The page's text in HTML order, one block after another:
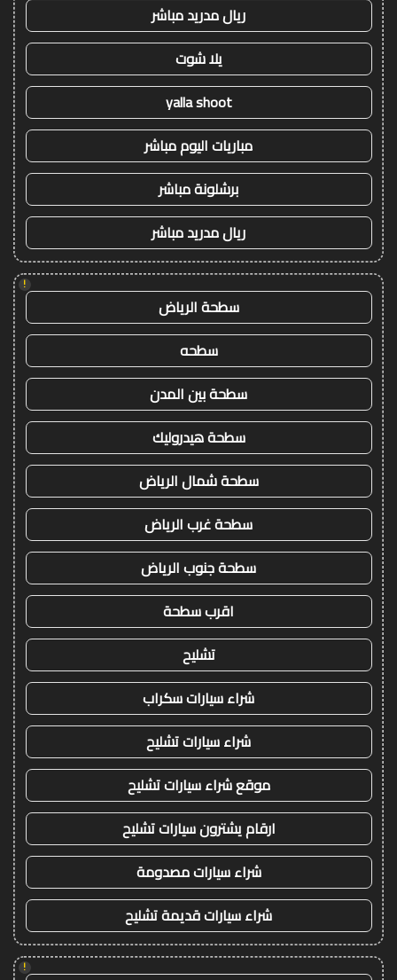
ريال مدريد مباشر
يلا شوت
yalla shoot
مباريات اليوم مباشر
برشلونة مباشر
ريال مدريد مباشر
!
سطحة الرياض
سطحه
سطحة بين المدن
سطحة هيدروليك
سطحة شمال الرياض
سطحة غرب الرياض
سطحة جنوب الرياض
اقرب سطحة
تشليح
شراء سيارات سكراب
شراء سيارات تشليح
موقع شراء سيارات تشليح
ارقام يشترون سيارات تشليح
شراء سيارات مصدومة
شراء سيارات قديمة تشليح
!